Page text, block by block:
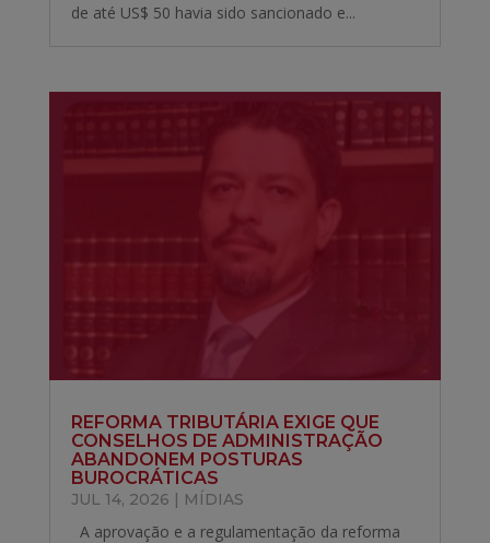
de até US$ 50 havia sido sancionado e...
REFORMA TRIBUTÁRIA EXIGE QUE
CONSELHOS DE ADMINISTRAÇÃO
ABANDONEM POSTURAS
BUROCRÁTICAS
JUL 14, 2026 | MÍDIAS
A aprovação e a regulamentação da reforma